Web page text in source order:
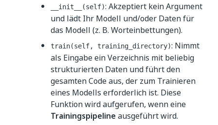
__init__(self): Akzeptiert kein Argument
und lädt Ihr Modell und/oder Daten für
das Modell (z. B. Worteinbettungen).
train(self, training_directory): Nimmt
als Eingabe ein Verzeichnis mit beliebig
strukturierten Daten und führt den
gesamten Code aus, der zum Trainieren
eines Modells erforderlich ist. Diese
Funktion wird aufgerufen, wenn eine
Trainingspipeline ausgeführt wird.